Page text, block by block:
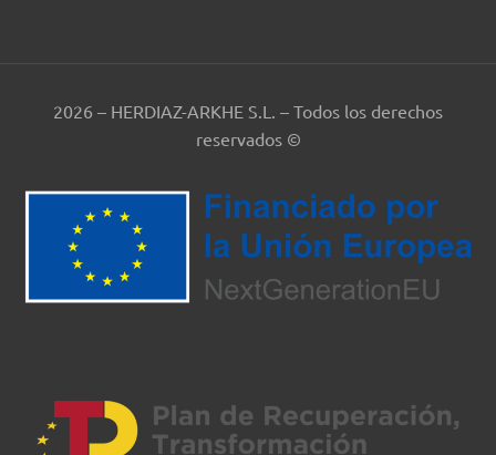
2026 – HERDIAZ-ARKHE S.L. – Todos los derechos
reservados ©